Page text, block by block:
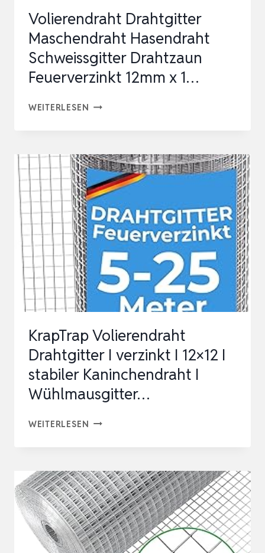
S…
Volierendraht Drahtgitter
Maschendraht Hasendraht
Schweissgitter Drahtzaun
Feuerverzinkt 12mm x 1…
WEITERLESEN VOLIERENDRAHT
HASENDRAHT
SCHWEISSGITTER
DRAHTZAUN
FEUERVERZINKT
12MM
1…
KrapTrap Volierendraht
Drahtgitter I verzinkt I 12×12 I
stabiler Kaninchendraht I
Wühlmausgitter…
WEITERLESEN KRAPTRAP
I
VERZINKT
I
12×12
I